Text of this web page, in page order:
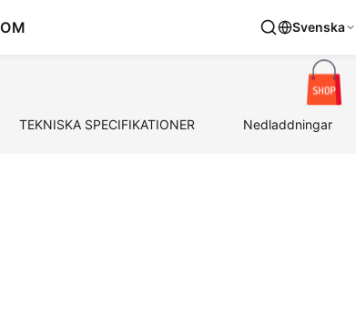
OM Svenska
TEKNISKA SPECIFIKATIONER Nedladdningar